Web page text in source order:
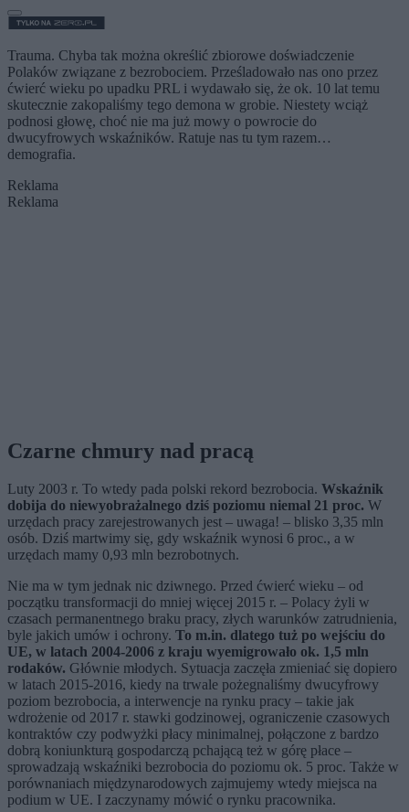
Trauma. Chyba tak można określić zbiorowe doświadczenie
Polaków związane z bezrobociem. Prześladowało nas ono przez
ćwierć wieku po upadku PRL i wydawało się, że ok. 10 lat temu
skutecznie zakopaliśmy tego demona w grobie. Niestety wciąż
podnosi głowę, choć nie ma już mowy o powrocie do
dwucyfrowych wskaźników. Ratuje nas tu tym razem…
demografia.
Reklama
Reklama
Czarne chmury nad pracą
Luty 2003 r. To wtedy pada polski rekord bezrobocia. Wskaźnik
dobija do niewyobrażalnego dziś poziomu niemal 21 proc. W
urzędach pracy zarejestrowanych jest – uwaga! – blisko 3,35 mln
osób. Dziś martwimy się, gdy wskaźnik wynosi 6 proc., a w
urzędach mamy 0,93 mln bezrobotnych.
Nie ma w tym jednak nic dziwnego. Przed ćwierć wieku – od
początku transformacji do mniej więcej 2015 r. – Polacy żyli w
czasach permanentnego braku pracy, złych warunków zatrudnienia,
byle jakich umów i ochrony. To m.in. dlatego tuż po wejściu do
UE, w latach 2004-2006 z kraju wyemigrowało ok. 1,5 mln
rodaków. Głównie młodych. Sytuacja zaczęła zmieniać się dopiero
w latach 2015-2016, kiedy na trwale pożegnaliśmy dwucyfrowy
poziom bezrobocia, a interwencje na rynku pracy – takie jak
wdrożenie od 2017 r. stawki godzinowej, ograniczenie czasowych
kontraktów czy podwyżki płacy minimalnej, połączone z bardzo
dobrą koniunkturą gospodarczą pchającą też w górę płace –
sprowadzają wskaźniki bezrobocia do poziomu ok. 5 proc. Także w
porównaniach międzynarodowych zajmujemy wtedy miejsca na
podium w UE. I zaczynamy mówić o rynku pracownika.